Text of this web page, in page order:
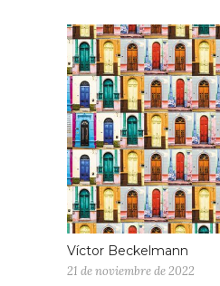
Víctor Beckelmann
21 de noviembre de 2022